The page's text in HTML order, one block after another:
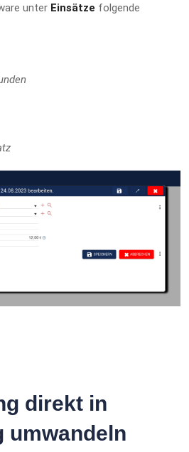
unter Einsätze folgende
direkt in
umwandeln